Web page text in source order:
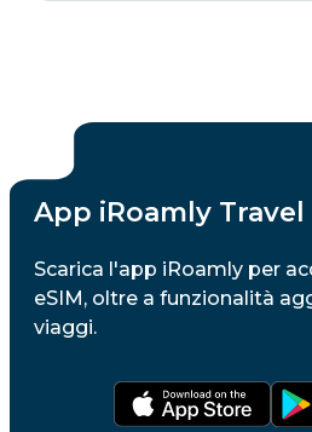
App iRoamly Travel
Scarica l'app iRoamly per
eSIM, oltre a funzionalità
viaggi.